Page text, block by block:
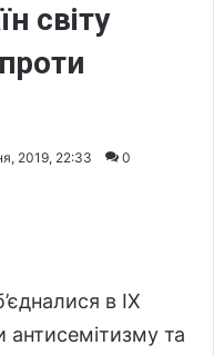
світу
2019, 22:33 0
в IX
антисемітизму та